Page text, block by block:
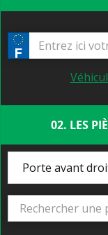
02. LES
Porte avant